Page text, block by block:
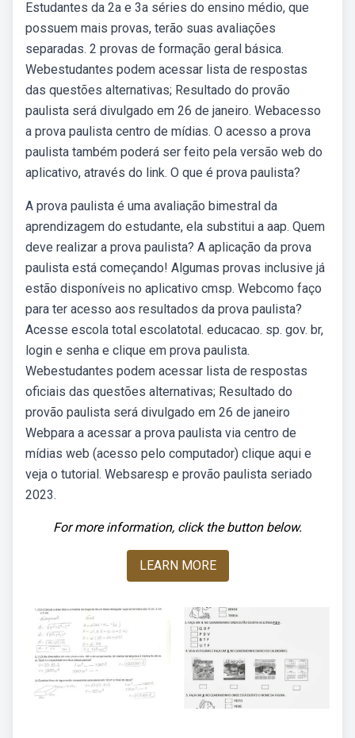
Estudantes da 2a e 3a séries do ensino médio, que
possuem mais provas, terão suas avaliações
separadas. 2 provas de formação geral básica.
Webestudantes podem acessar lista de respostas
das questões alternativas; Resultado do provão
paulista será divulgado em 26 de janeiro. Webacesso
a prova paulista centro de mídias. O acesso a prova
paulista também poderá ser feito pela versão web do
aplicativo, através do link. O que é prova paulista?
A prova paulista é uma avaliação bimestral da
aprendizagem do estudante, ela substitui a aap. Quem
deve realizar a prova paulista? A aplicação da prova
paulista está começando! Algumas provas inclusive já
estão disponíveis no aplicativo cmsp. Webcomo faço
para ter acesso aos resultados da prova paulista?
Acesse escola total escolatotal. educacao. sp. gov. br,
login e senha e clique em prova paulista.
Webestudantes podem acessar lista de respostas
oficiais das questões alternativas; Resultado do
provão paulista será divulgado em 26 de janeiro
Webpara a acessar a prova paulista via centro de
mídias web (acesso pelo computador) clique aqui e
veja o tutorial. Websaresp e provão paulista seriado
2023.
For more information, click the button below.
LEARN MORE